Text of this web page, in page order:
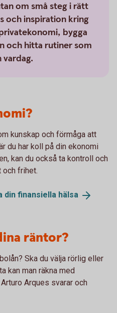
om små steg i rätt
och inspiration kring
bygga
och hitta rutiner som
vardag.
kunskap och förmåga att
du har koll på din ekonomi
kan du också ta kontroll och
och frihet.
din finansiella hälsa
räntor?
Ska du välja rörlig eller
kan man räkna med
Arques svarar och